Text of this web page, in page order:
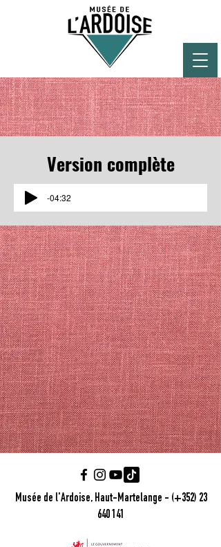
Version complète
-04:32
Musée de l'Ardoise, Haut-Martelange - (+352) 23
640 141